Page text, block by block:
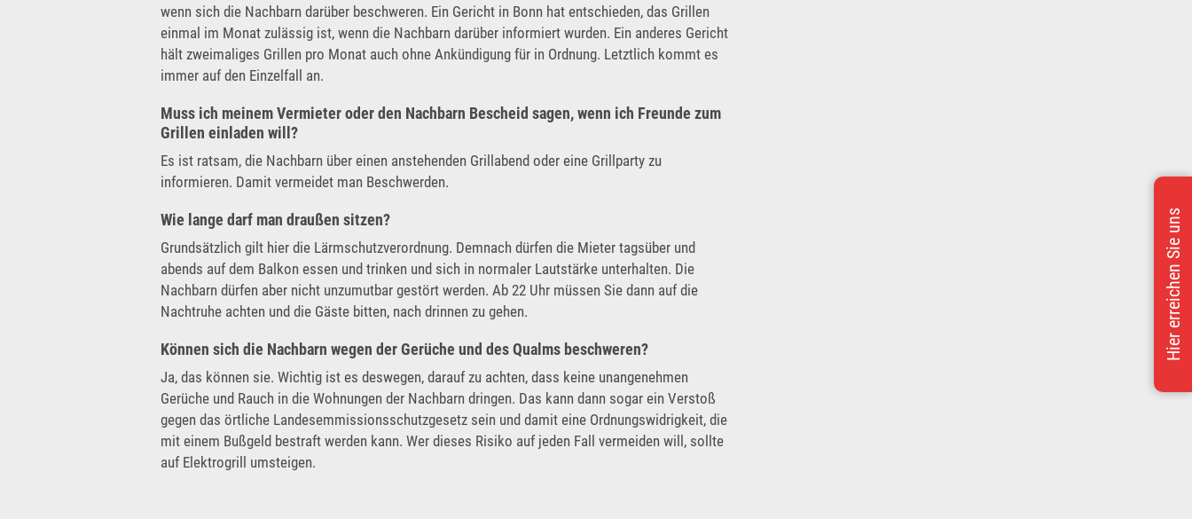
wenn sich die Nachbarn darüber beschweren. Ein Gericht in Bonn hat entschieden, das Grillen
einmal im Monat zulässig ist, wenn die Nachbarn darüber informiert wurden. Ein anderes Gericht
hält zweimaliges Grillen pro Monat auch ohne Ankündigung für in Ordnung. Letztlich kommt es
immer auf den Einzelfall an.
Muss ich meinem Vermieter oder den Nachbarn Bescheid sagen, wenn ich Freunde zum
Grillen einladen will?
Es ist ratsam, die Nachbarn über einen anstehenden Grillabend oder eine Grillparty zu
informieren. Damit vermeidet man Beschwerden.
Wie lange darf man draußen sitzen?
Grundsätzlich gilt hier die Lärmschutzverordnung. Demnach dürfen die Mieter tagsüber und
abends auf dem Balkon essen und trinken und sich in normaler Lautstärke unterhalten. Die
Nachbarn dürfen aber nicht unzumutbar gestört werden. Ab 22 Uhr müssen Sie dann auf die
Nachtruhe achten und die Gäste bitten, nach drinnen zu gehen.
Können sich die Nachbarn wegen der Gerüche und des Qualms beschweren?
Ja, das können sie. Wichtig ist es deswegen, darauf zu achten, dass keine unangenehmen
Gerüche und Rauch in die Wohnungen der Nachbarn dringen. Das kann dann sogar ein Verstoß
gegen das örtliche Landesemmissionsschutzgesetz sein und damit eine Ordnungswidrigkeit, die
mit einem Bußgeld bestraft werden kann. Wer dieses Risiko auf jeden Fall vermeiden will, sollte
auf Elektrogrill umsteigen.
Hier erreichen Sie uns